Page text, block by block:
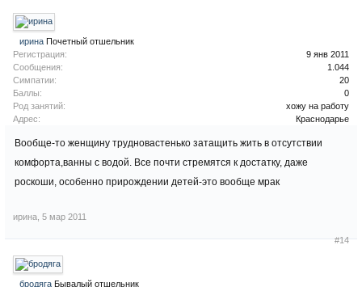
ирина Почетный отшельник
Регистрация:
9 янв 2011
Сообщения:
1.044
Симпатии:
20
Баллы:
0
Род занятий:
хожу на работу
Адрес:
Краснодарье
Вообще-то женщину трудновастенько затащить жить в отсутствии
комфорта,ванны с водой. Все почти стремятся к достатку, даже
роскоши, особенно прирождении детей-это вообще мрак
ирина 5 мар 2011
#14
бродяга Бывалый отшельник